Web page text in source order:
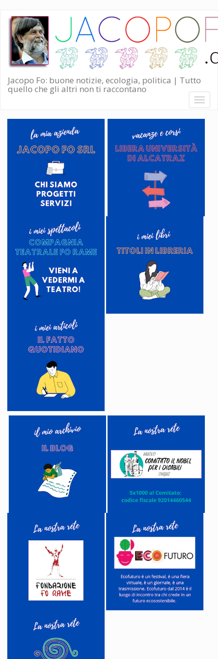
Salta
contenuto
principale
Jacopo Fo: buone notizie, ecologia, politica | Tutto
quello che gli altri non ti raccontano
Toggle